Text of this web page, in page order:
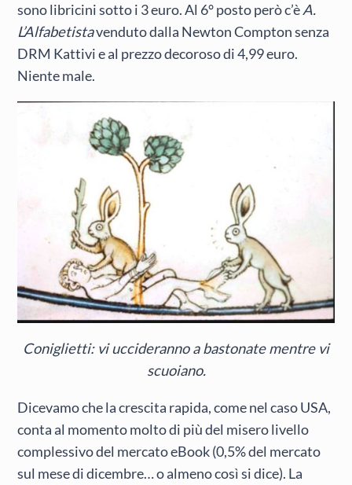
sono libricini sotto i 3 euro. Al 6° posto però c’èA.
L’Alfabetistavenduto dalla Newton Compton senza
DRM Kattivi e al prezzo decoroso di 4,99 euro.
Niente male.
Coniglietti: vi uccideranno a bastonate mentre vi
scuoiano.
Dicevamo che la crescita rapida, come nel caso USA,
conta al momento molto di più del misero livello
complessivo del mercato eBook (0,5% del mercato
sul mese di dicembre… o almeno così si dice). La